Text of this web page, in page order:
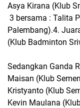
Asya Kirana (Klub
3 bersama : Talita
Palembang).4.
(Klub Badminton
Sedangkan Ganda
Maisan (Klub
Kristyanto (Klub
Kevin Maulana